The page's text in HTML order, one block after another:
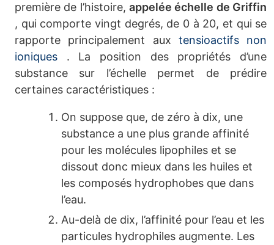
première de l’histoire,appelée échelle de Griffin
, qui comporte vingt degrés, de 0 à 20, et qui se
rapporte principalement aux tensioactifs non
ioniques . La position des propriétés d’une
substance sur l’échelle permet de prédire
certaines caractéristiques :
On suppose que, de zéro à dix, une
substance a une plus grande affinité
pour les molécules lipophiles et se
dissout donc mieux dans les huiles et
les composés hydrophobes que dans
l’eau.
Au-delà de dix, l’affinité pour l’eau et les
particules hydrophiles augmente. Les